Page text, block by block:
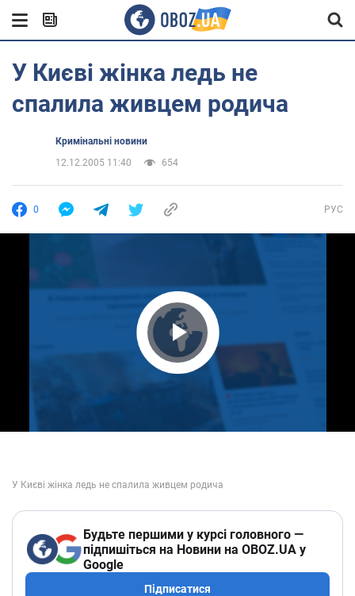
У Києві жінка ледь не
спалила живцем родича
Кримінальні новини
12.12.2005 11:40
654
0 РУС
Play Video
Будьте першими у курсі головного —
підпишіться на Новини на OBOZ.UA у
Google
Підписатися